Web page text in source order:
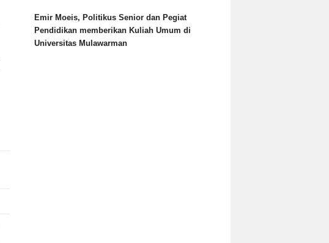
Emir Moeis, Politikus Senior dan Pegiat
Pendidikan memberikan Kuliah Umum di
Universitas Mulawarman